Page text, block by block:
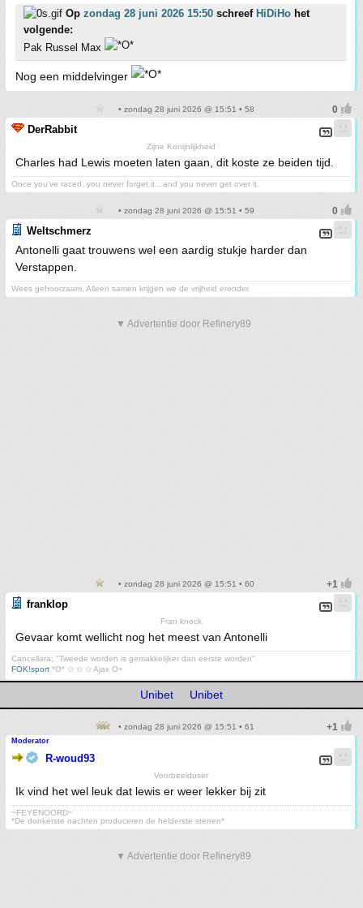
Op zondag 28 juni 2026 15:50 schreef HiDiHo het
volgende:
Pak Russel Max
Nog een middelvinger
• zondag 28 juni 2026 @ 15:51 • 58
DerRabbit
Zijne Konijnlijkheid
Charles had Lewis moeten laten gaan, dit koste ze beiden tijd.
Once you’ve raced, you never forget it…and you never get over it.
• zondag 28 juni 2026 @ 15:51 • 59
Weltschmerz
Antonelli gaat trouwens wel een aardig stukje harder dan
Verstappen.
Wees gehoorzaam. Alleen samen krijgen we de vrijheid eronder.
▼ Advertentie door Refinery89
• zondag 28 juni 2026 @ 15:51 • 60
franklop
Fran knock
Gevaar komt wellicht nog het meest van Antonelli
Cancellara; "Tweede worden is gemakkelijker dan eerste worden"
FOK!sport *O* ✩ ✩ ✩ Ajax O+
Unibet Unibet
• zondag 28 juni 2026 @ 15:51 • 61
Moderator
R-woud93
Voorbeelduser
Ik vind het wel leuk dat lewis er weer lekker bij zit
~FEYENOORD~
*De donkerste nachten produceren de helderste sterren*
▼ Advertentie door Refinery89